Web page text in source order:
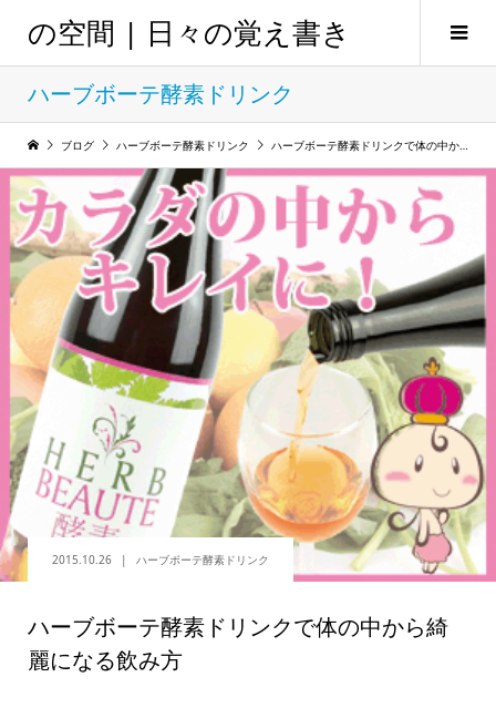
の空間 | 日々の覚え書き
ハーブボーテ酵素ドリンク
ブログ ハーブボーテ酵素ドリンク ハーブボーテ酵素ドリンクで体の中から綺麗になる飲み方
2015.10.26 ハーブボーテ酵素ドリンク
ハーブボーテ酵素ドリンクで体の中から綺
麗になる飲み方